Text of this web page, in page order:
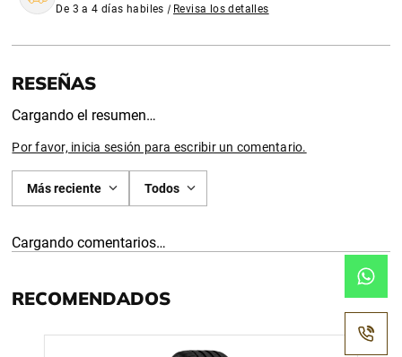
De 3 a 4 días habiles | Revisa los detalles
Cargando el resumen…
Por favor, inicia sesión para escribir un comentario.
Más reciente Todos
Cargando comentarios…
RECOMENDADOS